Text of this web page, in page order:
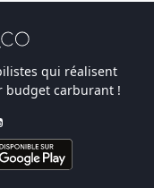
qui réalisent
budget carburant !